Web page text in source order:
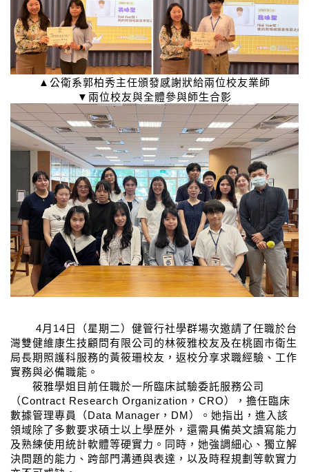
▲公衛系郭柏秀主任頒發感謝狀給兩位校友業師
▼兩位校友與全體參與師生合影
4月 14 日（星期二）健管行社學群場次邀請了任職於台
灣雙健維康生技顧問有限公司的林筱雅校友及在桃園市衛生
局長期照護科服務的黃筱珊校友，返校分享求職經驗、工作
實務與必備職能。
筱雅學姐目前任職於一所臨床試驗委託服務公司
（Contract Research Organization ， CRO），擔任臨床
數據管理專員（Data Manager ， DM）。她指出，進入該
領域除了多數要求碩士以上學歷外，還需具備英文讀寫能力
及熟練使用統計軟體等硬實力。同時，她強調細心、獨立解
決問題的能力、跨部門溝通與表達，以及時程規劃等軟實力